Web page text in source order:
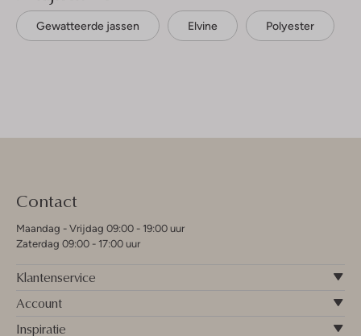
Gewatteerde jassen Elvine Polyester
Contact
Maandag - Vrijdag 09:00 - 19:00 uur
Zaterdag 09:00 - 17:00 uur
Klantenservice
Account
Inspiratie